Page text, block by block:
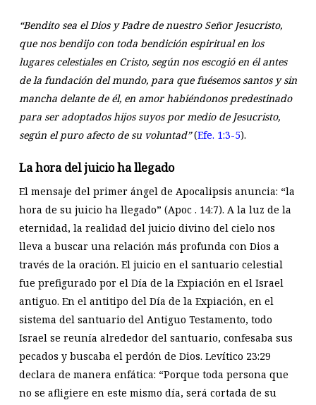
“Bendito sea el Dios y Padre de nuestro Señor Jesucristo,
que nos bendijo con toda bendición espiritual en los
lugares celestiales en Cristo, según nos escogió en él antes
de la fundación del mundo, para que fuésemos santos y sin
mancha delante de él, en amor habiéndonos predestinado
para ser adoptados hijos suyos por medio de Jesucristo,
según el puro afecto de su voluntad”(Efe. 1:3-5).
La hora del juicio ha llegado
El mensaje del primer ángel de Apocalipsis anuncia: “la
hora de su juicio ha llegado” (Apoc . 14:7). A la luz de la
eternidad, la realidad del juicio divino del cielo nos
lleva a buscar una relación más profunda con Dios a
través de la oración. El juicio en el santuario celestial
fue prefigurado por el Día de la Expiación en el Israel
antiguo. En el antitipo del Día de la Expiación, en el
sistema del santuario del Antiguo Testamento, todo
Israel se reunía alrededor del santuario, confesaba sus
pecados y buscaba el perdón de Dios. Levítico 23:29
declara de manera enfática: “Porque toda persona que
no se afligiere en este mismo día, será cortada de su